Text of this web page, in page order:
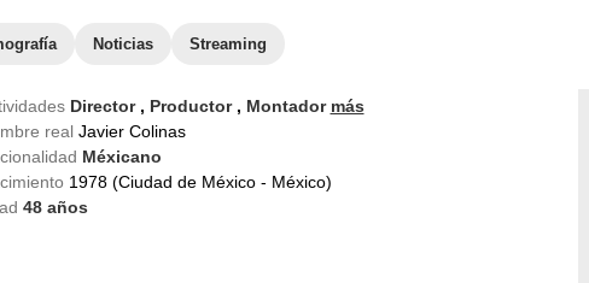
Noticias Streaming
Director , Productor , Montador más
real Javier Colinas
Méxicano
1978 (Ciudad de México - México)
48años